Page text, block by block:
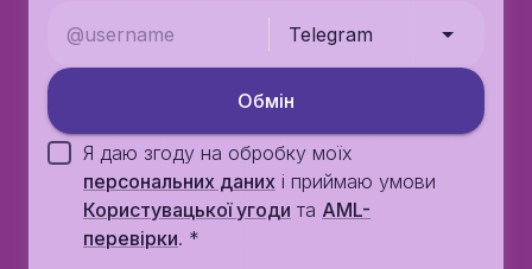
Telegram
Обмiн
Я даю згоду на обробку моїх
персональних даних i приймаю умови
Користувацької угоди та AML-
перевiрки. *